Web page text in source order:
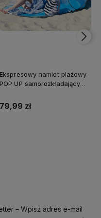
Ekspresowy namiot plażowy
POP UP samorozkładający
79,99 zł
– Wpisz adres e-mail